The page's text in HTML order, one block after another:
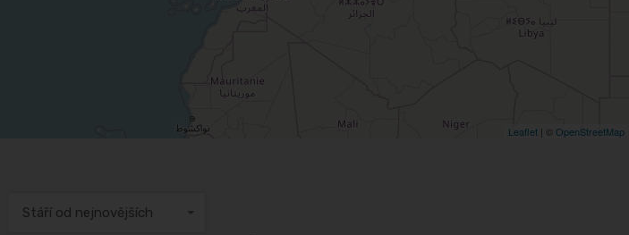
Leaflet | © OpenStreetMap
Stáří od nejnovějších